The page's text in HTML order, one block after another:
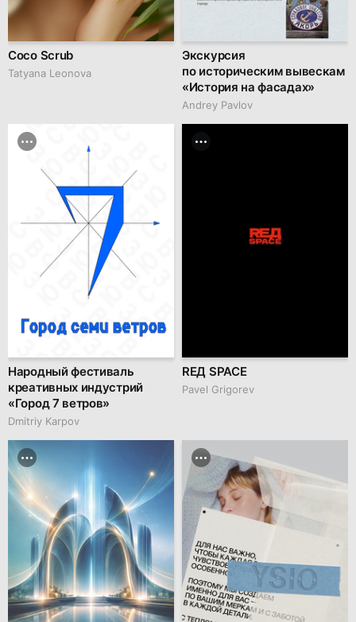
Coco Scrub
Tatyana Leonova
Экскурсия
по историческим вывескам
«История на фасадах»
Andrey Pavlov
Народный фестиваль
креативных индустрий
«Город 7 ветров»
Dmitriy Karpov
RЕД SPACE
Pavel Grigorev